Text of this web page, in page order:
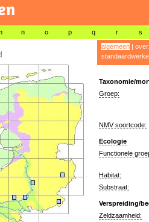
n o p q r s
algemeen|
Taxonomie/
Groep:
NMV soortcode:
Ecologie
Functionele
Habitat:
Substraat:
Verspreiding/
Zeldzaamheid: